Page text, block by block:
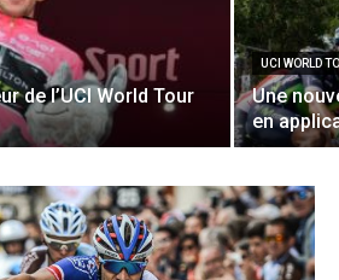
de l’UCI World Tour
UCI WORLD
Une
en